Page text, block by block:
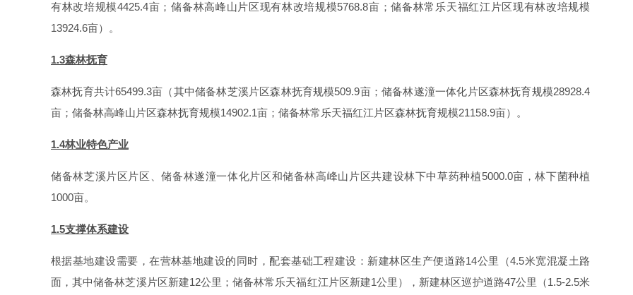
有林改培规模4425.4亩；储备林高峰山片区现有林改培规模5768.8亩；储备林常乐天福红江片区现有林改培规模
13924.6亩）。
1.3森林抚育
森林抚育共计65499.3亩（其中储备林芝溪片区森林抚育规模509.9亩；储备林遂潼一体化片区森林抚育规模28928.4
亩；储备林高峰山片区森林抚育规模14902.1亩；储备林常乐天福红江片区森林抚育规模21158.9亩）。
1.4林业特色产业
储备林芝溪片区片区、储备林遂潼一体化片区和储备林高峰山片区共建设林下中草药种植5000.0亩，林下菌种植
1000亩。
1.5支撑体系建设
根据基地建设需要，在营林基地建设的同时，配套基础工程建设：新建林区生产便道路14公里（4.5米宽混凝土路
面，其中储备林芝溪片区新建12公里；储备林常乐天福红江片区新建1公里），新建林区巡护道路47公里（1.5-2.5米